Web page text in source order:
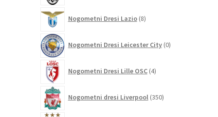
Nogometni Dresi Lazio 8izdelkov
Nogometni Dresi Leicester City 0izdelkov
Nogometni Dresi Lille OSC 4izdelki
Nogometni dresi Liverpool 350izdelkov